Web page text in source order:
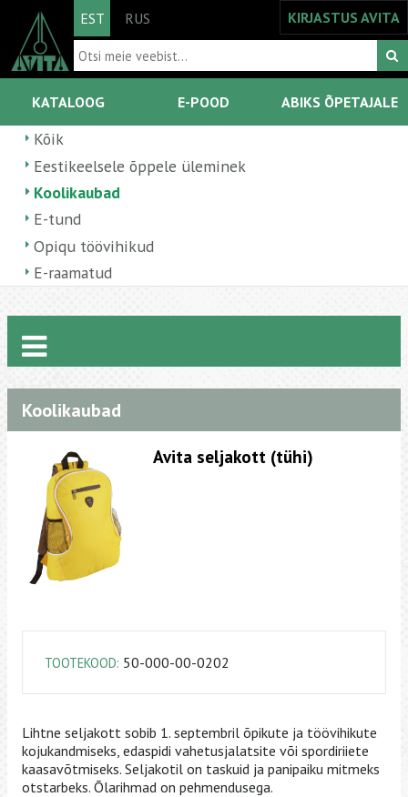
EST RUS KIRJASTUS AVITA
KATALOOG E-POOD ABIKS ÕPETAJALE
Kõik
Eestikeelsele õppele üleminek
Koolikaubad
E-tund
Opiqu töövihikud
E-raamatud
Koolikaubad
Avita seljakott (tühi)
TOOTEKOOD: 50-000-00-0202
Lihtne seljakott sobib 1. septembril õpikute ja töövihikute
kojukandmiseks, edaspidi vahetusjalatsite või spordiriiete
kaasavõtmiseks. Seljakotil on taskuid ja panipaiku mitmeks
otstarbeks. Õlarihmad on pehmendusega.